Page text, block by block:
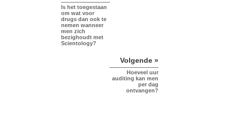
Is het toegestaan
om wat voor
drugs dan ook te
nemen wanneer
men zich
bezighoudt met
Scientology?
Volgende »
Hoeveel uur
auditing kan men
per dag
ontvangen?